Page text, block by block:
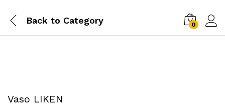
Back to Category 0
Vaso LIKEN